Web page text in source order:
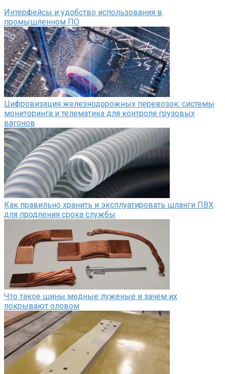
Интерфейсы и удобство использования в
промышленном ПО
Цифровизация железнодорожных перевозок: системы
мониторинга и телематика для контроля грузовых
вагонов
Как правильно хранить и эксплуатировать шланги ПВХ
для продления срока службы
Что такое шины медные луженые и зачем их
покрывают оловом